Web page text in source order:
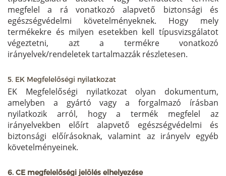
megfelel a rá vonatkozó alapvető biztonsági és
egészségvédelmi követelményeknek. Hogy mely
termékekre és milyen esetekben kell típusvizsgálatot
végeztetni, azt a termékre vonatkozó
irányelvek/rendeletek tartalmazzák részletesen.
5. EK Megfelelőségi nyilatkozat
EK Megfelelőségi nyilatkozat olyan dokumentum,
amelyben a gyártó vagy a forgalmazó írásban
nyilatkozik arról, hogy a termék megfelel az
irányelvekben előírt alapvető egészségvédelmi és
biztonsági előírásoknak, valamint az irányelv egyéb
követelményeinek.
6. CE megfelelőségi jelölés elhelyezése